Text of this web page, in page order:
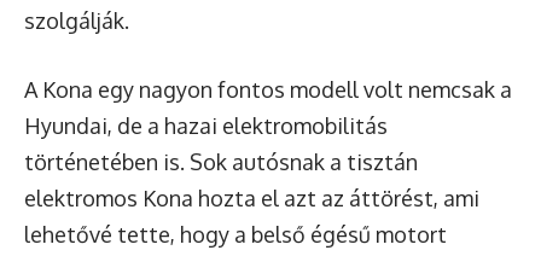
szolgálják.
A Kona egy nagyon fontos modell volt nemcsak a
Hyundai, de a hazai elektromobilitás
történetében is. Sok autósnak a tisztán
elektromos Kona hozta el azt az áttörést, ami
lehetővé tette, hogy a belső égésű motort